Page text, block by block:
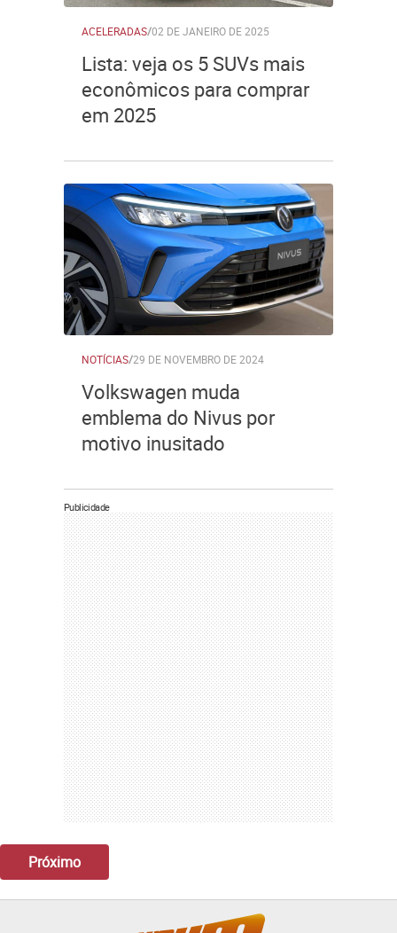
ACELERADAS/02 DE JANEIRO DE 2025
Lista: veja os 5 SUVs mais
econômicos para comprar
em 2025
NOTÍCIAS/29 DE NOVEMBRO DE 2024
Volkswagen muda
emblema do Nivus por
motivo inusitado
Publicidade
Próximo